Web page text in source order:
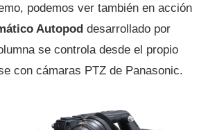
podemos ver también en acción
Autopod desarrollado por
se controla desde el propio
con cámaras PTZ de Panasonic.